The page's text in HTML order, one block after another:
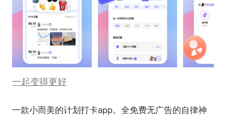
一起变得更好
一款小而美的计划打卡app。全免费无广告的自律神